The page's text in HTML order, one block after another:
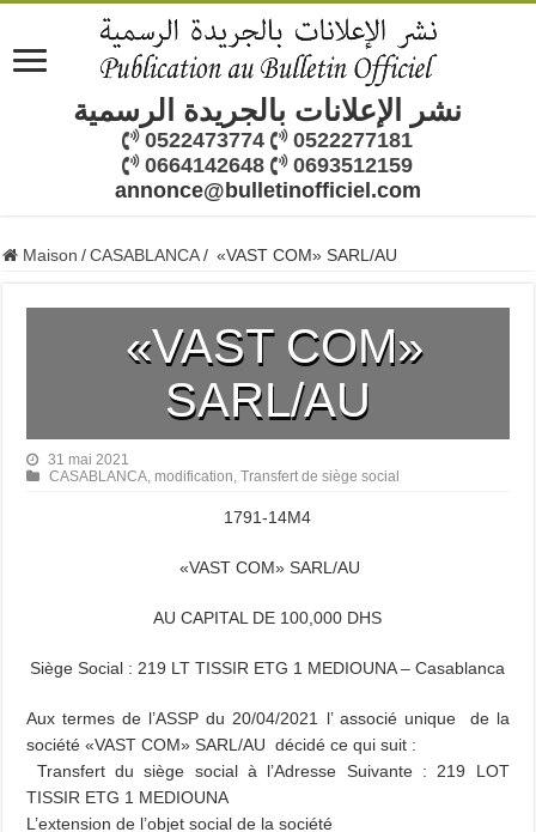
نشر الإعلانات بالجريدة الرسمية
0522473774
0522277181
0664142648
0693512159
annonce@bulletinofficiel.com
Maison / CASABLANCA / «VAST COM» SARL/AU
«VAST COM»
SARL/AU
31 mai 2021
CASABLANCA, modification,Transfert de siège social
1791-14M4
«VAST COM» SARL/AU
AU CAPITAL DE 100,000 DHS
Siège Social : 219 LT TISSIR ETG 1 MEDIOUNA – Casablanca
Aux termes de l’ASSP du 20/04/2021 l’ associé unique de la
société «VAST COM» SARL/AU décidé ce qui suit :
Transfert du siège social à l’Adresse Suivante : 219 LOT
TISSIR ETG 1 MEDIOUNA
L’extension de l’objet social de la société